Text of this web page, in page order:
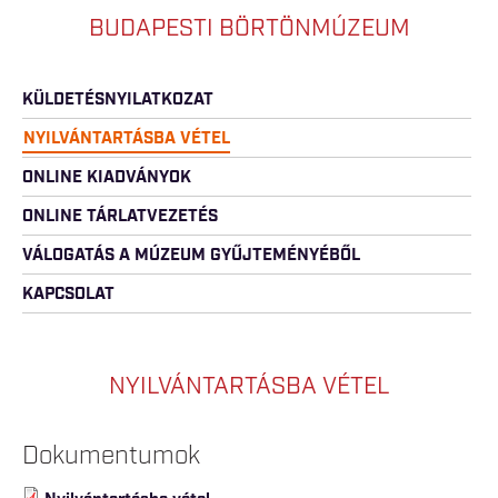
BUDAPESTI BÖRTÖNMÚZEUM
KÜLDETÉSNYILATKOZAT
NYILVÁNTARTÁSBA VÉTEL
ONLINE KIADVÁNYOK
ONLINE TÁRLATVEZETÉS
VÁLOGATÁS A MÚZEUM GYŰJTEMÉNYÉBŐL
KAPCSOLAT
NYILVÁNTARTÁSBA VÉTEL
Dokumentumok